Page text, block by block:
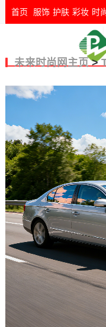
首页 服饰 护肤 彩妆 时
未来时尚网主页>